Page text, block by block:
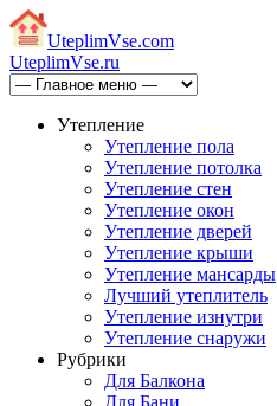
UteplimVse.com
UteplimVse.ru
Утепление
Утепление пола
Утепление потолка
Утепление стен
Утепление окон
Утепление дверей
Утепление крыши
Утепление мансарды
Лучший утеплитель
Утепление изнутри
Утепление снаружи
Рубрики
Для Балкона
Для Бани